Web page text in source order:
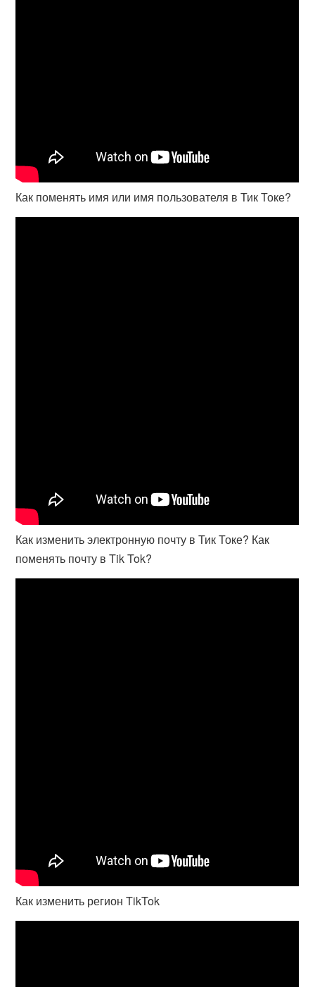
Как поменять имя или имя пользователя в Тик Токе?
Как изменить электронную почту в Тик Токе? Как
поменять почту в Tik Tok?
Как изменить регион TikTok